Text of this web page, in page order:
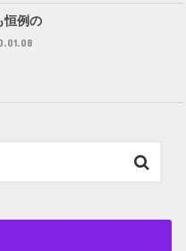
恒例の